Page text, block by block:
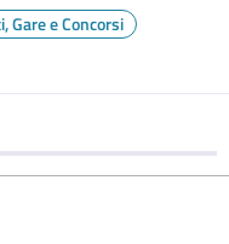
Gare e Concorsi